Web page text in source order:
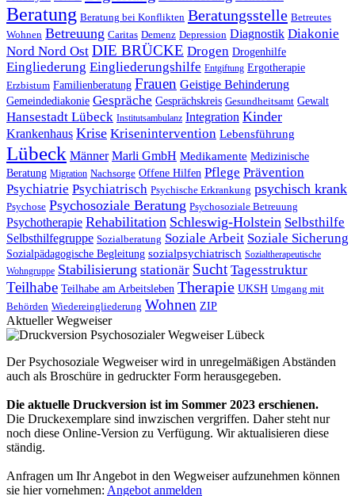
Beratung Beratung bei Konflikten Beratungsstelle Betreutes
Wohnen Betreuung Caritas Demenz Depression Diagnostik Diakonie
Nord Nord Ost DIE BRÜCKE Drogen Drogenhilfe
Eingliederung Eingliederungshilfe Entgiftung Ergotherapie
Erzbistum Familienberatung Frauen Geistige Behinderung
Gemeindediakonie Gespräche Gesprächskreis Gesundheitsamt Gewalt
Hansestadt Lübeck Institutsambulanz Integration Kinder
Krankenhaus Krise Krisenintervention Lebensführung
Lübeck Männer Marli GmbH Medikamente Medizinische
Beratung Migration Nachsorge Offene Hilfen Pflege Prävention
Psychiatrie Psychiatrisch Psychische Erkrankung psychisch krank
Psychose Psychosoziale Beratung Psychosoziale Betreuung
Psychotherapie Rehabilitation Schleswig-Holstein Selbsthilfe
Selbsthilfegruppe Sozialberatung Soziale Arbeit Soziale Sicherung
Sozialpädagogische Begleitung sozialpsychiatrisch Sozialtherapeutische
Wohngruppe Stabilisierung stationär Sucht Tagesstruktur
Teilhabe Teilhabe am Arbeitsleben Therapie UKSH Umgang mit
Behörden Wiedereingliederung Wohnen ZIP
Aktueller Wegweiser
Der Psychosoziale Wegweiser wird in unregelmäßigen Abständen
auch als Broschüre in gedruckter Form herausgegeben.
Die aktuelle Druckversion ist im Sommer 2023 erschienen.
Die Druckexemplare sind inwzischen vergriffen. Daher steht nur
noch diese Online-Version zu Verfügung. Wir aktualisieren diese
ständig.
Anfragen um Ihr Angebot in den Wegweiser aufzunehmen können
sie hier vornehmen: Angebot anmelden